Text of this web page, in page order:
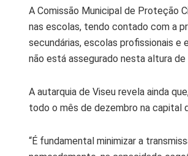
A Comissão Municipal de Proteção
nas escolas, tendo contado com a
secundárias, escolas profissionais e
não está assegurado nesta altura
A autarquia de Viseu revela ainda
todo o mês de dezembro na capital
“É fundamental minimizar a